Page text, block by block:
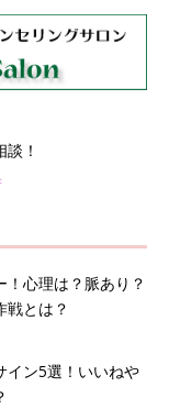
！
心理は？脈あり？
戦とは？
イン5選！いいねや